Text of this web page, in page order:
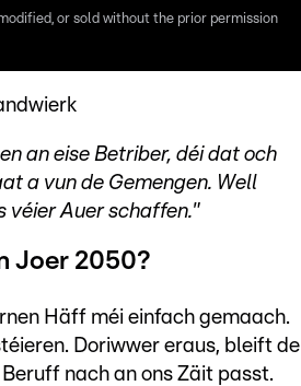
or sold without the prior permission
an eise Betriber, déi dat och
a vun de Gemengen. Well
véier Auer schaffen."
Joer 2050?
Häff méi einfach gemaach.
Doriwwer eraus, bleift de
nach an ons Zäit passt.